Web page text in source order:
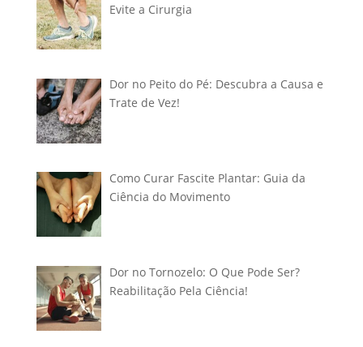
Evite a Cirurgia
Dor no Peito do Pé: Descubra a Causa e
Trate de Vez!
Como Curar Fascite Plantar: Guia da
Ciência do Movimento
Dor no Tornozelo: O Que Pode Ser?
Reabilitação Pela Ciência!